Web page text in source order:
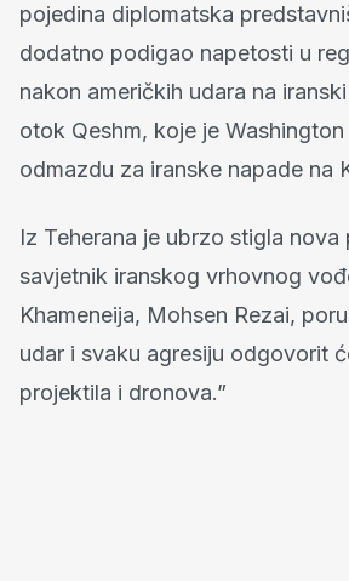
pojedina diplomatska
dodatno podigao napetosti u
nakon američkih udara na
otok Qeshm, koje je
odmazdu za iranske napade na
Iz Teherana je ubrzo stigla nova
savjetnik iranskog vrhovnog
Khameneija, Mohsen Rezai,
udar i svaku agresiju odgovorit
projektila i dronova.”